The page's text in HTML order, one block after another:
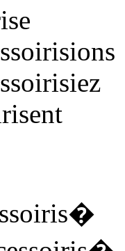
e
ions
iez
ent
�